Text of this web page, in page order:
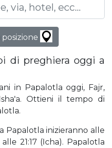
di preghiera oggi a
in Papalotla oggi, Fajr,
Ottieni il tempo di
Papalotla inizieranno alle
21:17 (Icha). Papalotla